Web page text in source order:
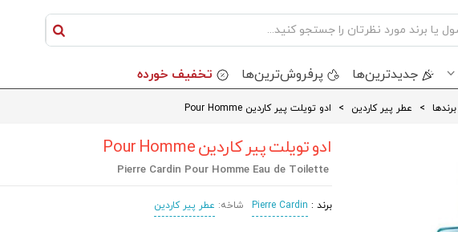
جدید‌ترین‌ها پرفروش‌ترین‌ها تخفیف خورده
برندها > عطر پیر کاردین > ادو تویلت پیر کاردین Pour Homme
ادو تویلت پیر کاردین Pour Homme
برند : Pierre Cardin شاخه: عطر پیر کاردین